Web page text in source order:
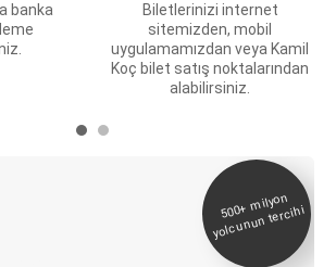
banka
Biletlerinizi internet
sitemizden, mobil
uygulamamızdan veya Kamil
Koç bilet satış noktalarından
alabilirsiniz.
500+
milyon
yolcunun tercihi